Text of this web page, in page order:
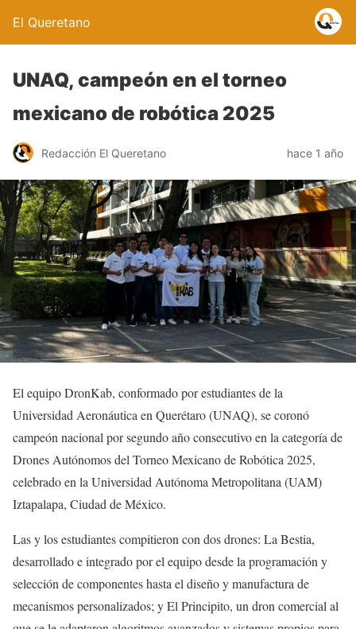
El Queretano
UNAQ, campeón en el torneo
mexicano de robótica 2025
Redacción El Queretano hace 1 año
El equipo DronKab, conformado por estudiantes de la
Universidad Aeronáutica en Querétaro (UNAQ), se coronó
campeón nacional por segundo año consecutivo en la categoría de
Drones Autónomos del Torneo Mexicano de Robótica 2025,
celebrado en la Universidad Autónoma Metropolitana (UAM)
Iztapalapa, Ciudad de México.
Las y los estudiantes compitieron con dos drones: La Bestia,
desarrollado e integrado por el equipo desde la programación y
selección de componentes hasta el diseño y manufactura de
mecanismos personalizados; y El Principito, un dron comercial al